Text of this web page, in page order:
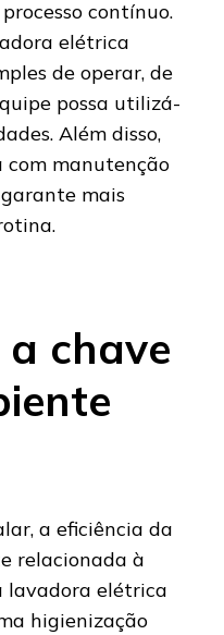
contínuo.
elétrica
de operar, de
possa utilizá-
Além disso,
com manutenção
mais
chave
a eficiência da
relacionada à
lavadora elétrica
higienização